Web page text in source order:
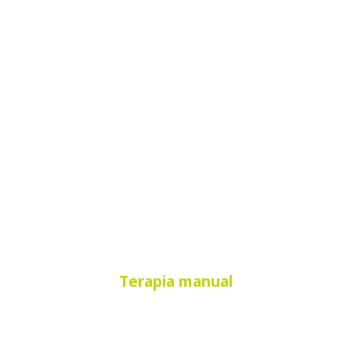
Terapia manual